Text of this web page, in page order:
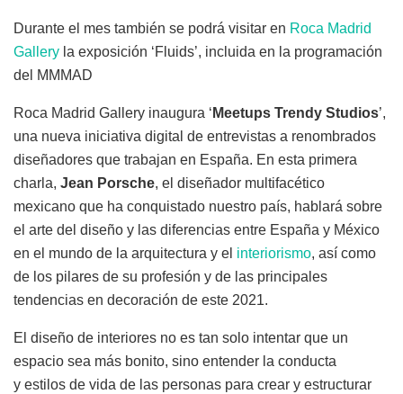
Durante el mes también se podrá visitar en Roca Madrid
Gallery la exposición ‘Fluids’, incluida en la programación
del MMMAD
Roca Madrid Gallery inaugura ‘ Meetups Trendy Studios’,
una nueva iniciativa digital de entrevistas a renombrados
diseñadores que trabajan en España. En esta primera
charla, Jean Porsche, el diseñador multifacético
mexicano que ha conquistado nuestro país, hablará sobre
el arte del diseño y las diferencias entre España y México
en el mundo de la arquitectura y el interiorismo, así como
de los pilares de su profesión y de las principales
tendencias en decoración de este 2021.
El diseño de interiores no es tan solo intentar que un
espacio sea más bonito, sino entender la conducta
y estilos de vida de las personas para crear y estructurar